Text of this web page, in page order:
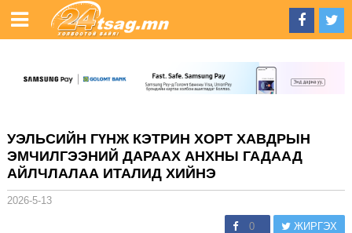
УЭЛЬСИЙН ГҮНЖ КЭТРИН ХОРТ ХАВДРЫН
ЭМЧИЛГЭЭНИЙ ДАРААХ АНХНЫ ГАДААД
АЙЛЧЛАЛАА ИТАЛИД ХИЙНЭ
2026-5-13
0 ЖИРГЭХ